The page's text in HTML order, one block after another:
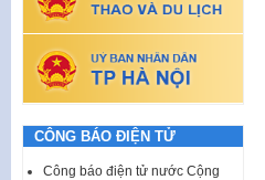
CÔNG BÁO ĐIỆN TỬ
Công báo điện tử nước Cộng